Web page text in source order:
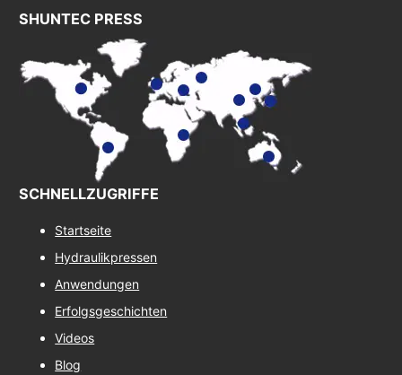
SHUNTEC PRESS
SCHNELLZUGRIFFE
Startseite
Hydraulikpressen
Anwendungen
Erfolgsgeschichten
Videos
Blog